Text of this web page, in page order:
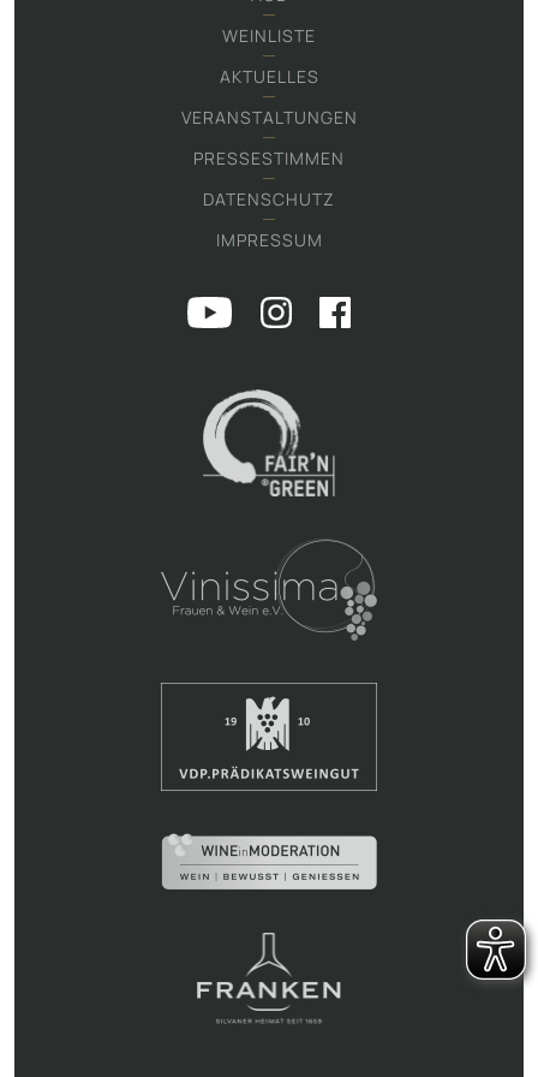
WEINLISTE
AKTUELLES
VERANSTALTUNGEN
PRESSESTIMMEN
DATENSCHUTZ
IMPRESSUM